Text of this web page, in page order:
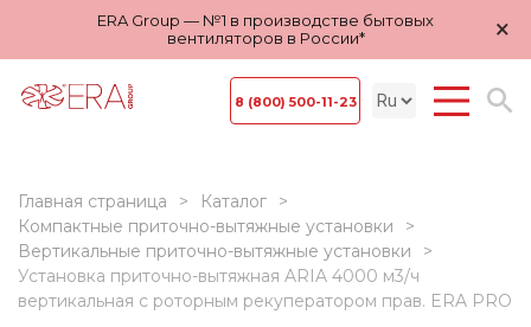
ERA Group — №1 в производстве бытовых
вентиляторов в России*
×
8 (800) 500-11-23
Главная страница
Каталог
Компактные приточно-вытяжные установки
Вертикальные приточно-вытяжные установки
Установка приточно-вытяжная ARIA 4000 м3/ч
вертикальная с роторным рекуператором прав. ERA PRO